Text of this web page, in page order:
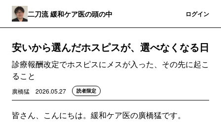
二刀流 緩和ケア医の頭の中 ログイン
安いから選んだホスピスが、選べなくなる日
診療報酬改定でホスピスにメスが入った、その先に起こ
ること
廣橋猛 2026.05.27 読者限定
皆さん、こんにちは。緩和ケア医の廣橋猛です。